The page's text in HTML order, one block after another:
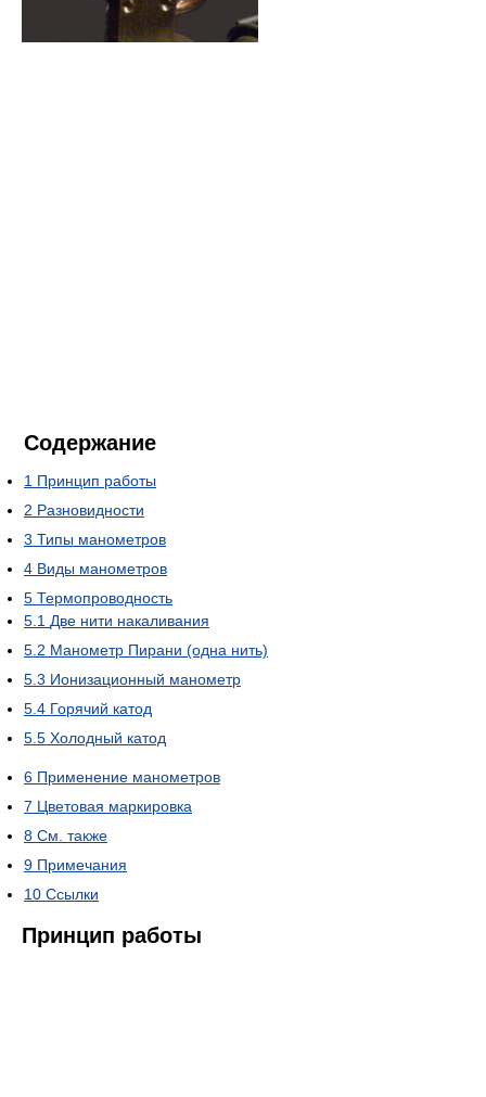
Содержание
1 Принцип работы
2 Разновидности
3 Типы манометров
4 Виды манометров
5 Термопроводность
5.1 Две нити накаливания
5.2 Манометр Пирани (oдна нить)
5.3 Ионизационный манометр
5.4 Горячий катод
5.5 Холодный катод
6 Применение манометров
7 Цветовая маркировка
8 См. также
9 Примечания
10 Ссылки
Принцип работы